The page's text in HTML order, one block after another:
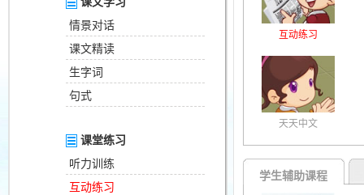
情景对话
课文精读
生字词
句式
课堂练习
听力训练
互动练习
互动练习
天天中文
学生辅助课程